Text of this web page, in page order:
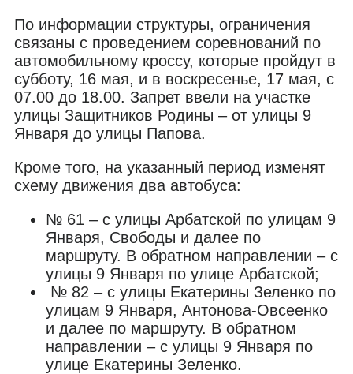
По информации структуры, ограничения
связаны с проведением соревнований по
автомобильному кроссу, которые пройдут в
субботу, 16 мая, и в воскресенье, 17 мая, с
07.00 до 18.00. Запрет ввели на участке
улицы Защитников Родины – от улицы 9
Января до улицы Папова.
Кроме того, на указанный период изменят
схему движения два автобуса:
№ 61 – с улицы Арбатской по улицам 9
Января, Свободы и далее по
маршруту. В обратном направлении – с
улицы 9 Января по улице Арбатской;
№ 82 – с улицы Екатерины Зеленко по
улицам 9 Января, Антонова-Овсеенко
и далее по маршруту. В обратном
направлении – с улицы 9 Января по
улице Екатерины Зеленко.